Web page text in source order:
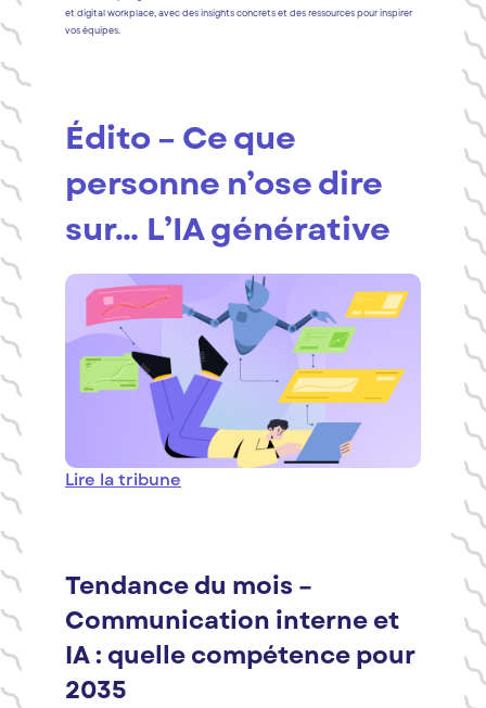
et digital workplace, avec des insights concrets et des ressources pour inspirer
vos équipes.
Édito – Ce que
personne n’ose dire
sur… L’IA générative
Lire la tribune
Tendance du mois –
Communication interne et
IA : quelle compétence pour
2035